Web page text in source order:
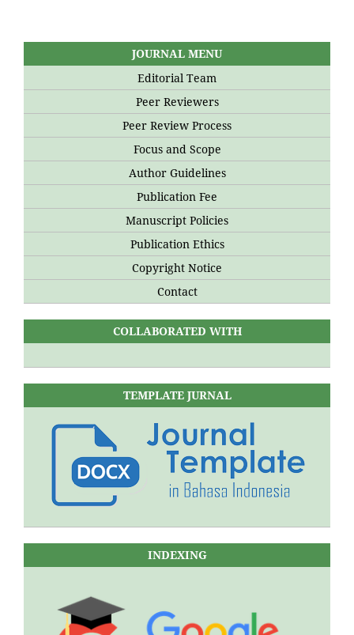
JOURNAL MENU
Editorial Team
Peer Reviewers
Peer Review Process
Focus and Scope
Author Guidelines
Publication Fee
Manuscript Policies
Publication Ethics
Copyright Notice
Contact
COLLABORATED WITH
TEMPLATE JURNAL
INDEXING